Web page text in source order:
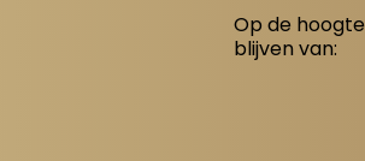
Op de hoogte
blijven van: